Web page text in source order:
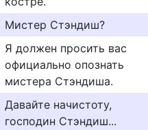
Мистер Стэндиш?
Я должен просить вас
официально опознать
мистера Стэндиша.
Давайте начистоту,
господин Стэндиш...